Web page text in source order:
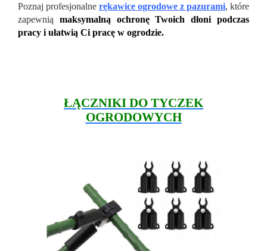
Poznaj profesjonalne rękawice ogrodowe z pazurami, które
zapewnią maksymalną ochronę Twoich dłoni podczas
pracy i ułatwią Ci pracę w ogrodzie.
ŁĄCZNIKI DO TYCZEK
OGRODOWYCH